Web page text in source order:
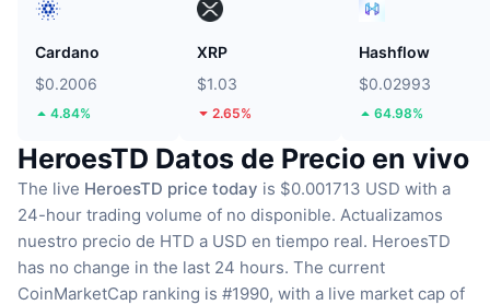
Cardano
$0.2006
4.84%
XRP
$1.03
2.65%
Hashflow
$0.02993
64.98%
HeroesTD Datos de Precio en vivo
The live HeroesTD price today is $0.001713 USD with a
24-hour trading volume of no disponible. Actualizamos
nuestro precio de HTD a USD en tiempo real. HeroesTD
has no change in the last 24 hours. The current
CoinMarketCap ranking is #1990, with a live market cap of